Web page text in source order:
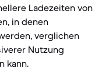
Ladezeiten von
in denen
verglichen
Nutzung
kann.